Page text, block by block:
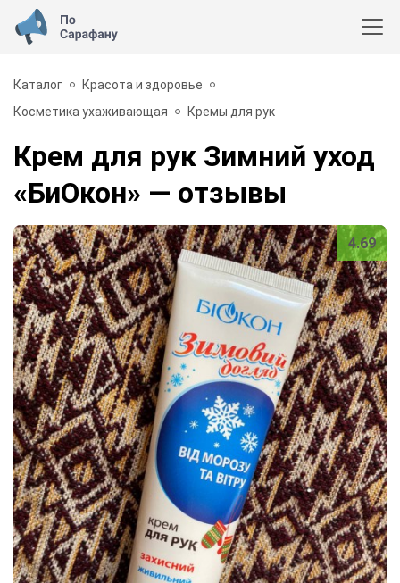
Каталог
Красота и здоровье
Косметика ухаживающая
Кремы для рук
Крем для рук Зимний уход
«БиОкон» — отзывы
4.69